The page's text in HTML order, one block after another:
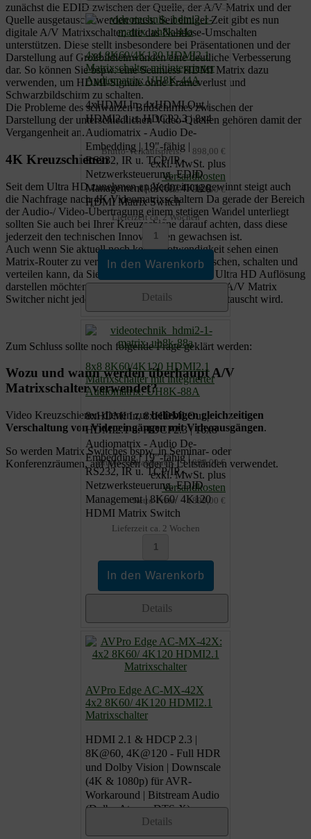
zunächst die EDID zwischen der Quelle, der A/V-Matrix und der
Quelle ausgetauscht werden muss. Seit einiger Zeit gibt es nun
digitale A/V Matrixschalter, die das Nahtlose-Umschalten
unterstützen. Diese stellt insbesondere bei Präsentationen und der
Darstellung auf Großbildleinwänden eine deutliche Verbesserung
dar. So können Sie bspw. eine Seamless HDMI Matrix dazu
verwenden, um HDMI-Signale ohne Frameverlust und
Schwarzbildschirm zu schalten.
Die Probleme des schwarzen Bildschirmes zwischen der
Darstellung der unterschiedlichen Video-Quellen gehören damit der
Vergangenheit an.
4K Kreuzschienen
Seit dem Ultra HD zunehmen an Verbreitung gewinnt steigt auch
die Nachfrage nach 4K Videomatrixschaltern Da gerade der Bereich
der Audio-/ Video-Übertragung einem stetigen Wandel unterliegt
sollten Sie auch bei Ihrer Kreuzschiene darauf achten, dass diese
jederzeit den technischen Innovationen gewachsen ist.
Auch wenn Sie aktuell noch keine Notwendigkeit sehen einen
Matrix-Router zu verwenden der 4K Inhalte mischen, schalten und
verteilen kann, da Sie zur Zeit keine Inhalte mit Ultra HD Auflösung
darstellen möchten, sollten Sie bedenken, dass ein A/V Matrix
Switcher nicht jedes Jahr gegen einen neuen ausgetauscht wird.
Zum Schluss sollte noch folgende Frage geklärt werden:
Wozu und wann werden überhaupt A/V
Matrixschalter verwendet?
Video Kreuzschienen dienen zurbeliebigen gleichzeitigen
Verschaltung von Videoeingängen mit Videoausgängen.
So werden Matrix Switches bspw. in Seminar- oder
Konferenzräumen, auf Messen oder in Leitständen verwendet.
4x4 8K60/4K120 HDMI2.1
Matrixschalter mit integrierter
Audiomatrix: UH8K-44A
4xHDMI In, 4xHDMI Out |
HDMI2.1 u. HDCP2.3 | 8x4
Audiomatrix - Audio De-
Embedding | 19"-fähig |
RS232, IR u. TCP/IP -
Netzwerksteuerung, EDID
Management | 8K60/ 4K120
HDMI Matrix Switch
Brutto-Verkaufspreis: 898,00 €
exkl. MwSt. plus
Versandkosten
Netto-Preis: 898,00 €
Lieferzeit ca. 2 Wochen
Details
8x8 8K60/4K120 HDMI2.1
Matrixschalter mit integrierter
Audiomatrix: UH8K-88A
8xHDMI In, 8xHDMI Out |
HDMI2.1 u. HDCP2.3 | 16x8
Audiomatrix - Audio De-
Embedding | 19"-fähig |
RS232, IR u. TCP/IP -
Netzwerksteuerung, EDID
Management | 8K60/ 4K120
HDMI Matrix Switch
Brutto-Verkaufspreis: 1898,00 €
exkl. MwSt. plus
Versandkosten
Netto-Preis: 1898,00 €
Lieferzeit ca. 2 Wochen
Details
AVPro Edge AC-MX-42X
4x2 8K60/ 4K120 HDMI2.1
Matrixschalter
HDMI 2.1 & HDCP 2.3 |
8K@60, 4K@120 - Full HDR
und Dolby Vision | Downscale
(4K & 1080p) für AVR-
Workaround | Bitstream Audio
(Dolby Atmos, DTS-X)
Details